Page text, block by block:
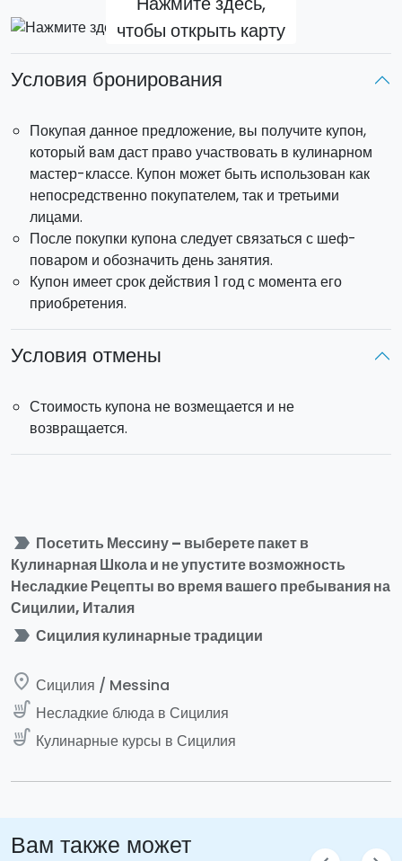
чтобы открыть карту
Условия бронирования
Покупая данное предложение, вы получите купон,
который вам даст право участвовать в кулинарном
мастер-классе. Купон может быть использован как
непосредственно покупателем, так и третьими
лицами.
После покупки купона следует связаться с шеф-
поваром и обозначить день занятия.
Купон имеет срок действия 1 год с момента его
приобретения.
Условия отмены
Стоимость купона не возмещается и не
возвращается.
label_important Посетить Мессину – выберете пакет в
Кулинарная Школа и не упустите возможность
Несладкие Рецепты во время вашего пребывания на
Сицилии, Италия
label_important Сицилия кулинарные традиции
place Сицилия / Messina
soup_kitchen Несладкие блюда в Сицилия
soup_kitchen Кулинарные курсы в Сицилия
Вам также может